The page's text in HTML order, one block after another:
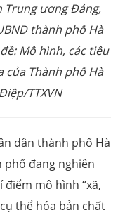
Trung ương Đảng,
thành phố Hà
Mô hình, các tiêu
của Thành phố Hà
TTXVN
dân thành phố Hà
phố đang nghiên
mô hình “xã,
thể hóa bản chất